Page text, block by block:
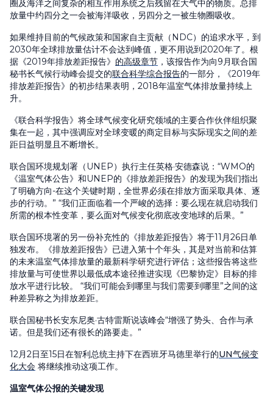
圈及海洋之间复杂的相互作用系统之后残留在大气中的物质。总排
放量中约四分之一会被海洋吸收，另四分之一被生物圈吸收。
如果维持目前的气候政策和国家自主贡献（NDC）的追求水平，到
2030年全球排放量估计不会达到峰值，更不用说到2020年了。根
据《2019年排放差距报告》 的高级章节 ，该报告作为向9月联合国
秘书长气候行动峰会提交的联合科学综合报告的一部分，《2019年
排放差距报告》的初步结果表明，2018年温室气体排放量持续上
升。
《联合科学报告》将全球气候变化研究领域的主要合作伙伴组织聚
集在一起，其中强调应对全球变暖的商定目标与实际现实之间的差
距日益明显且不断增长。
联合国环境规划署（UNEP）执行主任英格·安德森说：“WMO的
《温室气体公告》和UNEP的《排放差距报告》的发现为我们指出
了明确方向-在这个关键时期，全世界必须在排放方面采取具体、逐
步的行动。” “我们正面临着一个严峻的选择：要么现在就启动我们
所需的根本性变革，要么面对气候变化彻底改变地球的后果。”
联合国环境署的另一份补充性的《排放差距报告》将于11月26日单
独发布。《排放差距报告》已进入第十个年头，其是对当前和估算
的未来温室气体排放量的最新科学研究进行评估；这些报告将这些
排放量与可使世界以最低成本途径推进实现《巴黎协定》目标的排
放水平进行比较。 “我们可能会到哪里与我们需要到哪里”之间的这
种差异称之为排放差距。
联合国秘书长安东尼奥·古特雷斯说该峰会“增强了势头、合作与承
诺。但是我们还有很长的路要走。”
12月2日至15日在智利总统主持下在西班牙马德里举行的UN气候变
化大会 将继续推动这项工作。
温室气体公报的关键发现